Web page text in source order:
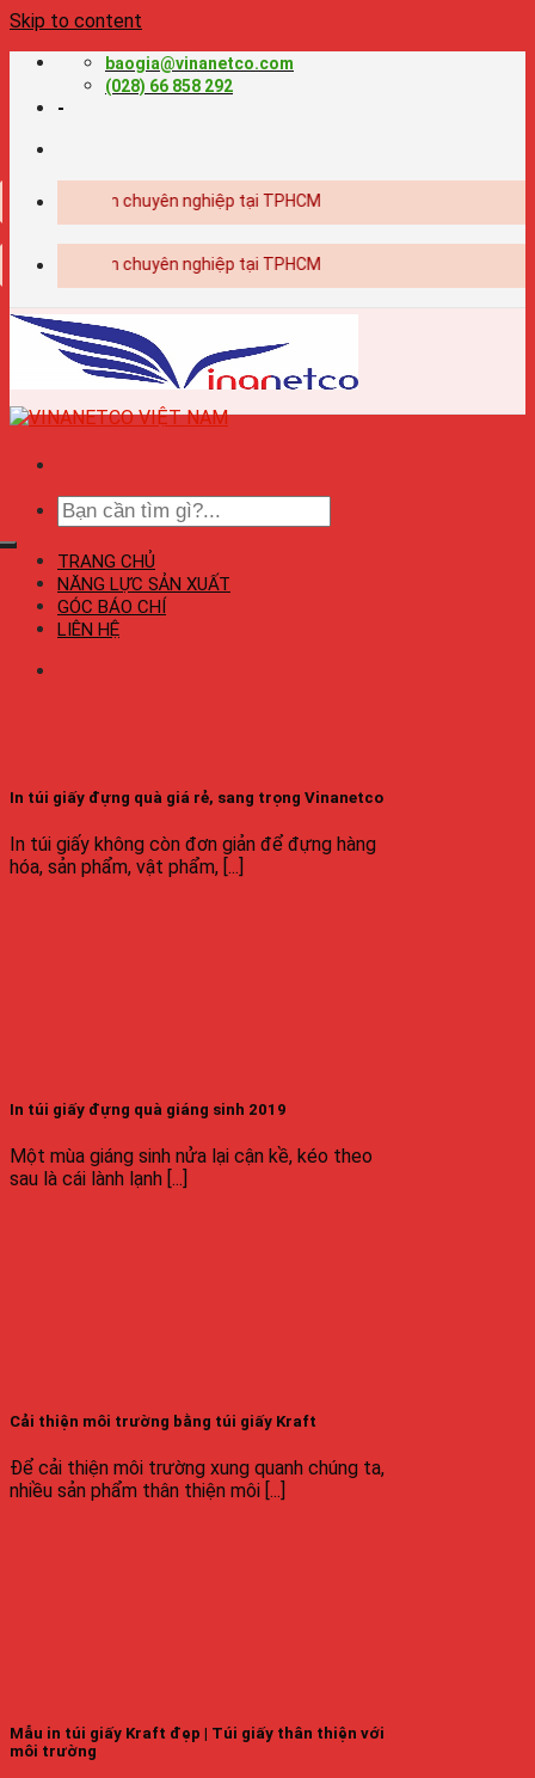
Skip to content
baogia@vinanetco.com
(028) 66 858 292
-
kế - in ấn chuyên nghiệp tại TPHCM
kế - in ấn chuyên nghiệp tại TPHCM
TRANG CHỦ
NĂNG LỰC SẢN XUẤT
GÓC BÁO CHÍ
LIÊN HỆ
In túi giấy đựng quà giá rẻ, sang trọng Vinanetco
In túi giấy không còn đơn giản để đựng hàng
hóa, sản phẩm, vật phẩm, [...]
In túi giấy đựng quà giáng sinh 2019
Một mùa giáng sinh nửa lại cận kề, kéo theo
sau là cái lành lạnh [...]
Cải thiện môi trường bằng túi giấy Kraft
Để cải thiện môi trường xung quanh chúng ta,
nhiều sản phẩm thân thiện môi [...]
Mẫu in túi giấy Kraft đẹp | Túi giấy thân thiện với
môi trường